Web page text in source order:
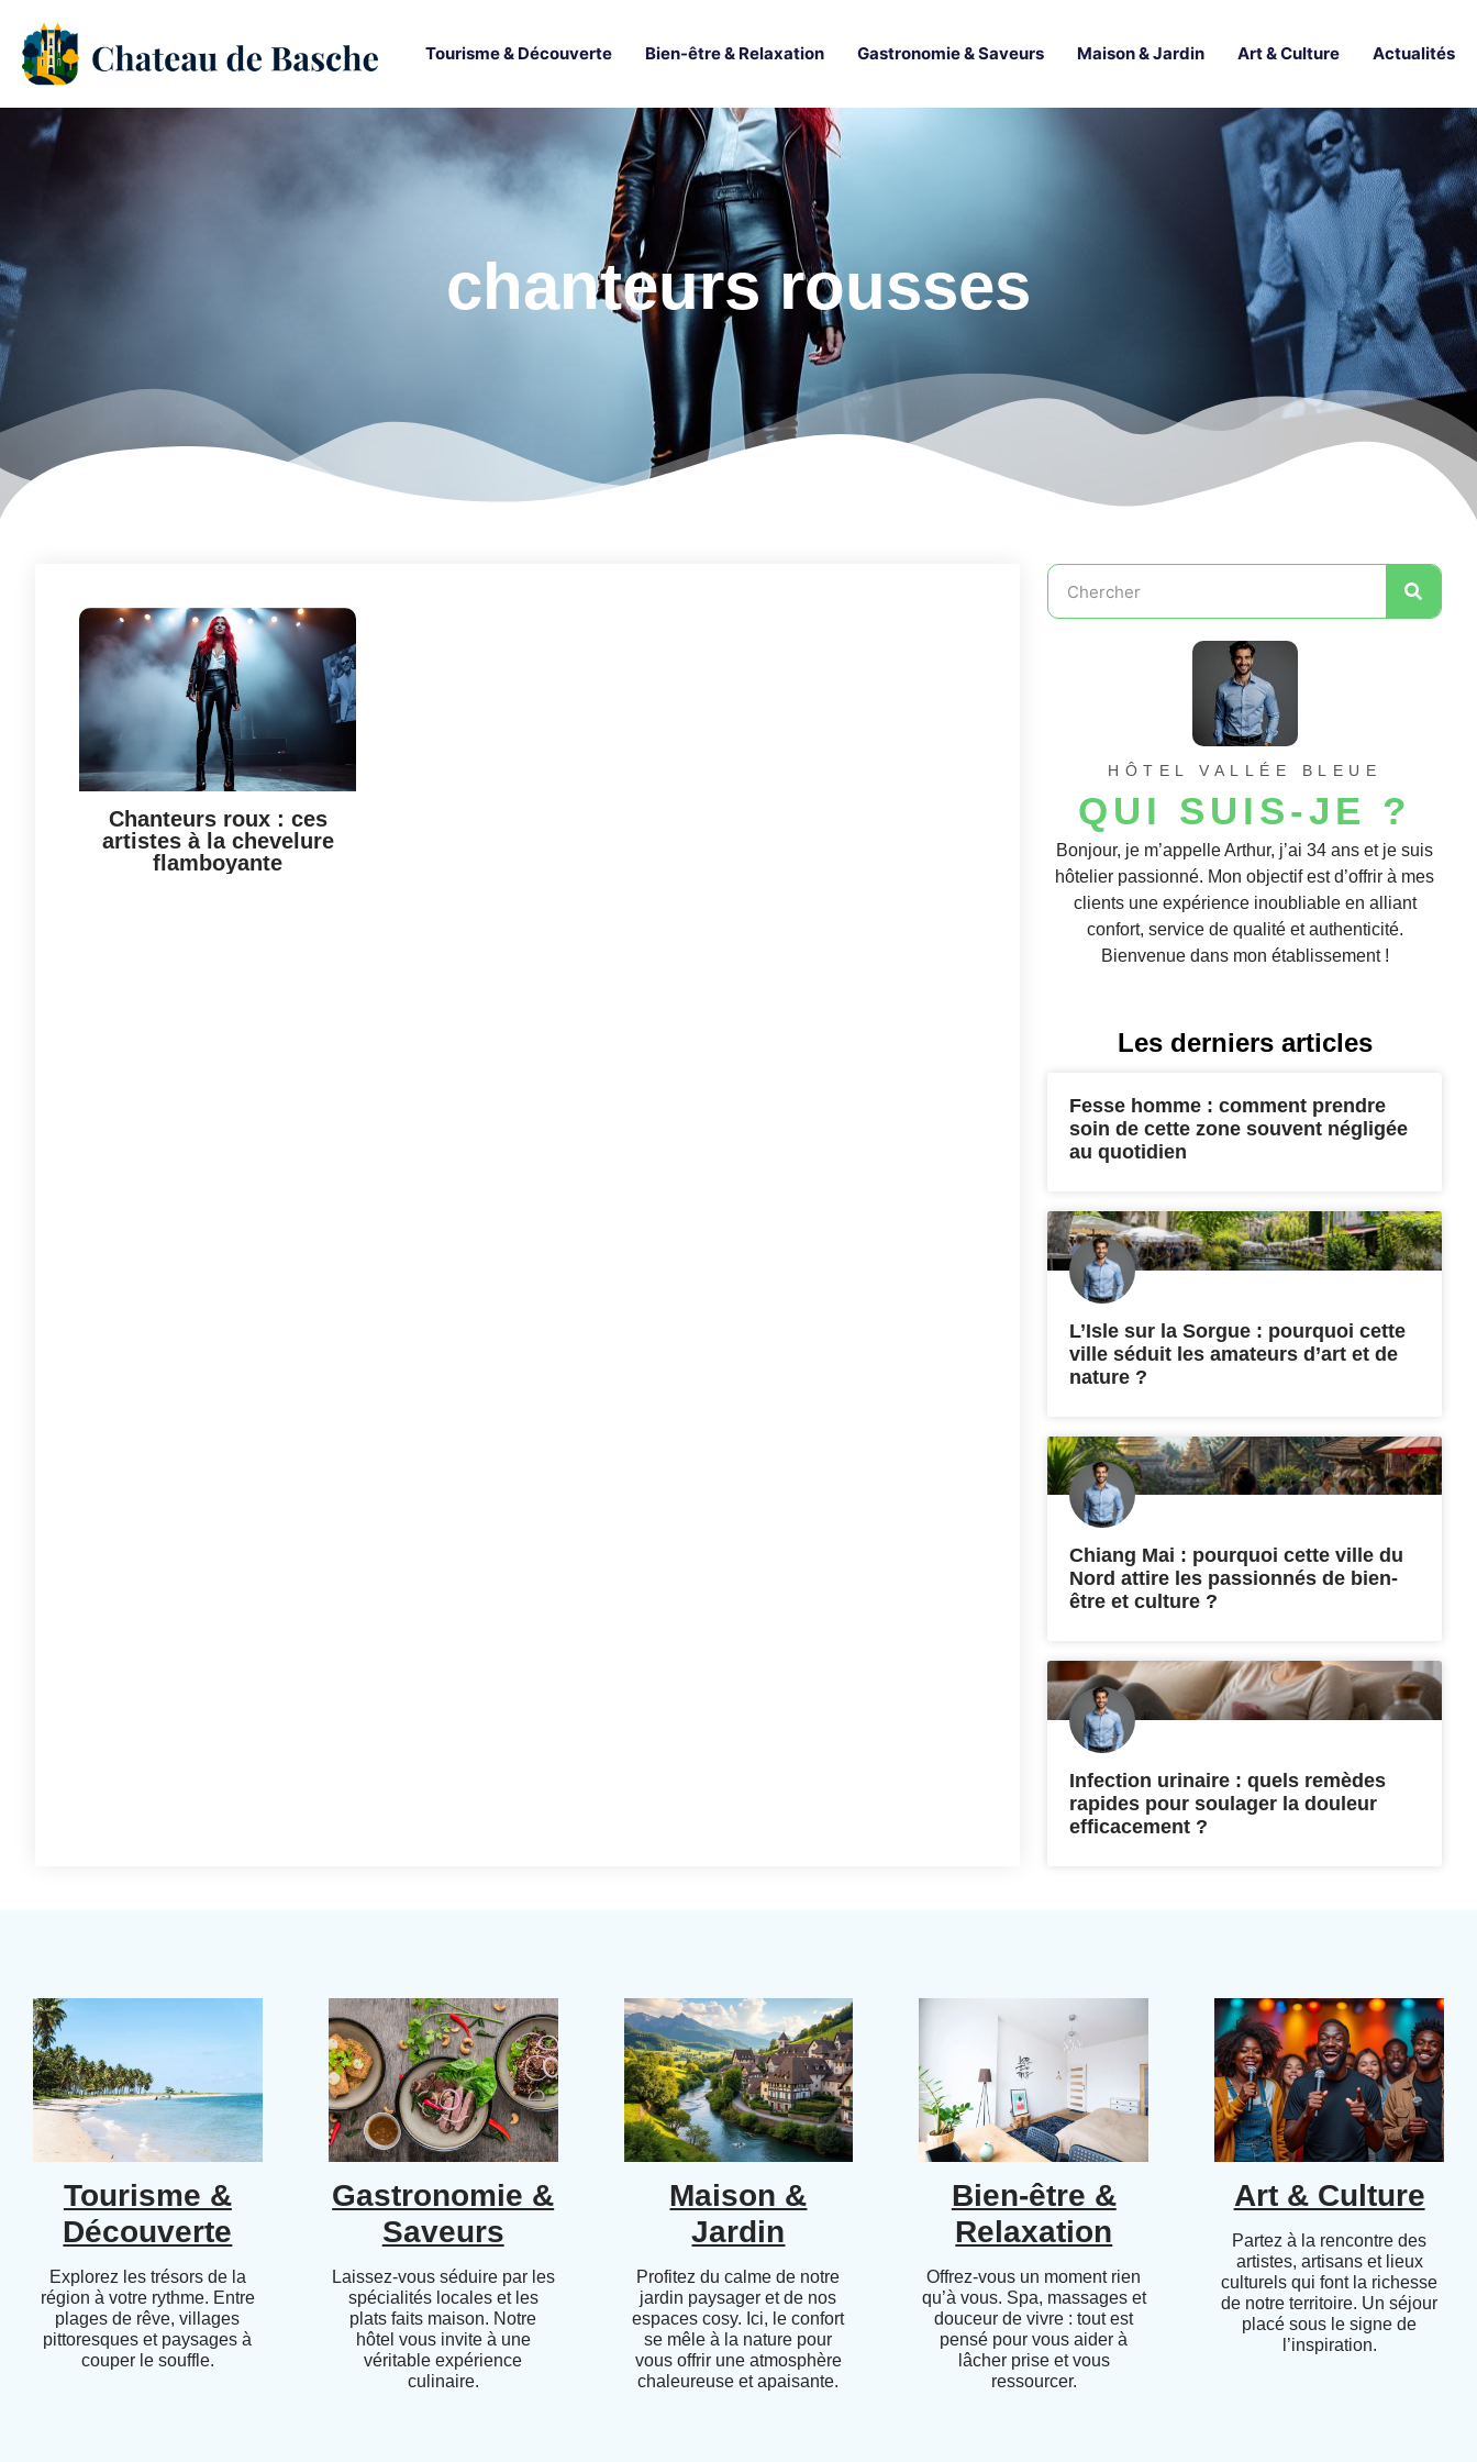
Tourisme & Découverte Bien-être & Relaxation Gastronomie & Saveurs Maison & Jardin Art & Culture Actualités
chanteurs rousses
Chanteurs roux : ces
artistes à la chevelure
flamboyante
HÔTEL VALLÉE BLEUE
QUI SUIS-JE ?
Bonjour, je m’appelle Arthur, j’ai 34 ans et je suis
hôtelier passionné. Mon objectif est d’offrir à mes
clients une expérience inoubliable en alliant
confort, service de qualité et authenticité.
Bienvenue dans mon établissement !
Les derniers articles
Fesse homme : comment prendre
soin de cette zone souvent négligée
au quotidien
L’Isle sur la Sorgue : pourquoi cette
ville séduit les amateurs d’art et de
nature ?
Chiang Mai : pourquoi cette ville du
Nord attire les passionnés de bien-
être et culture ?
Infection urinaire : quels remèdes
rapides pour soulager la douleur
efficacement ?
Tourisme &
Découverte
Explorez les trésors de la
région à votre rythme. Entre
plages de rêve, villages
pittoresques et paysages à
couper le souffle.
Gastronomie &
Saveurs
Laissez-vous séduire par les
spécialités locales et les
plats faits maison. Notre
hôtel vous invite à une
véritable expérience
culinaire.
Maison &
Jardin
Profitez du calme de notre
jardin paysager et de nos
espaces cosy. Ici, le confort
se mêle à la nature pour
vous offrir une atmosphère
chaleureuse et apaisante.
Bien-être &
Relaxation
Offrez-vous un moment rien
qu’à vous. Spa, massages et
douceur de vivre : tout est
pensé pour vous aider à
lâcher prise et vous
ressourcer.
Art & Culture
Partez à la rencontre des
artistes, artisans et lieux
culturels qui font la richesse
de notre territoire. Un séjour
placé sous le signe de
l’inspiration.